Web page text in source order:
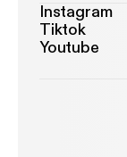
Instagram
Tiktok
Youtube